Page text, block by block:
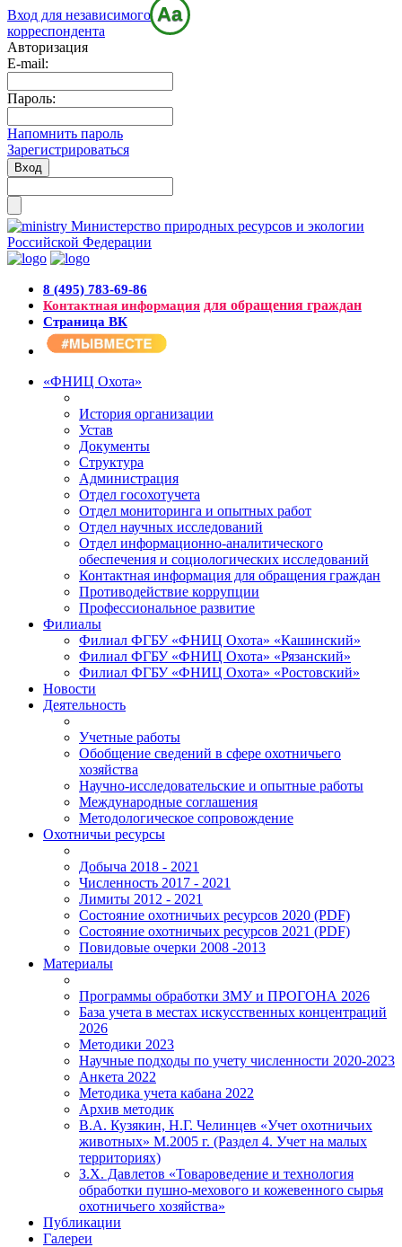
Вход для независимого
корреспондента
Авторизация
E-mail:
Пароль:
Напомнить пароль
Зарегистрироваться
Министерство природных ресурсов и экологии
Российской Федерации
Aa
8 (495) 783-69-86
Контактная информация для обращения граждан
Страница ВК
«ФНИЦ Охота»
История организации
Устав
Документы
Структура
Администрация
Отдел госохотучета
Отдел мониторинга и опытных работ
Отдел научных исследований
Отдел информационно-аналитического
обеспечения и социологических исследований
Контактная информация для обращения граждан
Противодействие коррупции
Профессиональное развитие
Филиалы
Филиал ФГБУ «ФНИЦ Охота» «Кашинский»
Филиал ФГБУ «ФНИЦ Охота» «Рязанский»
Филиал ФГБУ «ФНИЦ Охота» «Ростовский»
Новости
Деятельность
Учетные работы
Обобщение сведений в сфере охотничьего
хозяйства
Научно-исследовательские и опытные работы
Международные соглашения
Методологическое сопровождение
Охотничьи ресурсы
Добыча 2018 - 2021
Численность 2017 - 2021
Лимиты 2012 - 2021
Состояние охотничьих ресурсов 2020 (PDF)
Состояние охотничьих ресурсов 2021 (PDF)
Повидовые очерки 2008 -2013
Материалы
Программы обработки ЗМУ и ПРОГОНА 2026
База учета в местах искусственных концентраций
2026
Методики 2023
Научные подходы по учету численности 2020-2023
Анкета 2022
Методика учета кабана 2022
Архив методик
В.А. Кузякин, Н.Г. Челинцев «Учет охотничьих
животных» М.2005 г. (Раздел 4. Учет на малых
территориях)
З.Х. Давлетов «Товароведение и технология
обработки пушно-мехового и кожевенного сырья
охотничьего хозяйства»
Публикации
Галереи